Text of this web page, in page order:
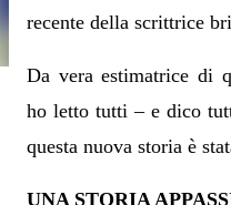
recente della scrittrice
Da vera estimatrice di
ho letto tutti – e dico
questa nuova storia è
UNA STORIA